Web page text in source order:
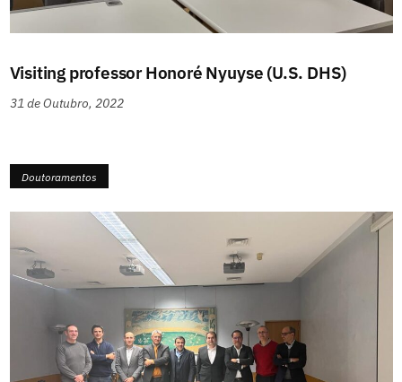
Visiting professor Honoré Nyuyse (U.S. DHS)
31 de Outubro, 2022
Doutoramentos